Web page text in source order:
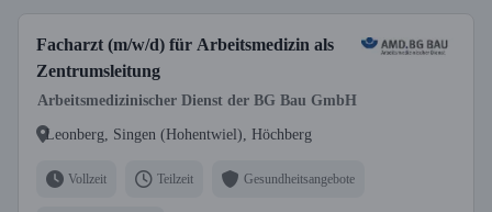
Facharzt (m/w/d) für Arbeitsmedizin als
Zentrumsleitung
Arbeitsmedizinischer Dienst der BG Bau GmbH
Leonberg, Singen (Hohentwiel), Höchberg
Vollzeit Teilzeit Gesundheitsangebote